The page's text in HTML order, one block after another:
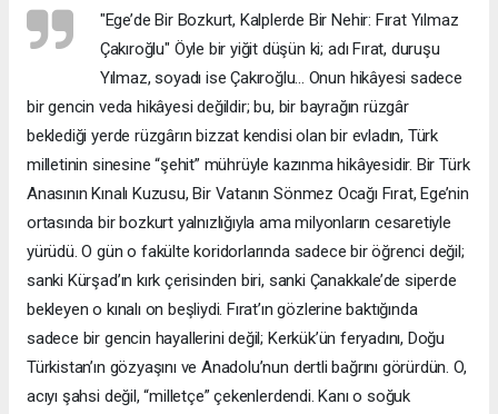
"Ege’de Bir Bozkurt, Kalplerde Bir Nehir: Fırat Yılmaz
Çakıroğlu" Öyle bir yiğit düşün ki; adı Fırat, duruşu
Yılmaz, soyadı ise Çakıroğlu... Onun hikâyesi sadece
bir gencin veda hikâyesi değildir; bu, bir bayrağın rüzgâr
beklediği yerde rüzgârın bizzat kendisi olan bir evladın, Türk
milletinin sinesine “şehit” mührüyle kazınma hikâyesidir. Bir Türk
Anasının Kınalı Kuzusu, Bir Vatanın Sönmez Ocağı Fırat, Ege’nin
ortasında bir bozkurt yalnızlığıyla ama milyonların cesaretiyle
yürüdü. O gün o fakülte koridorlarında sadece bir öğrenci değil;
sanki Kürşad’ın kırk çerisinden biri, sanki Çanakkale’de siperde
bekleyen o kınalı on beşliydi. Fırat’ın gözlerine baktığında
sadece bir gencin hayallerini değil; Kerkük’ün feryadını, Doğu
Türkistan’ın gözyaşını ve Anadolu’nun dertli bağrını görürdün. O,
acıyı şahsi değil, “milletçe” çekenlerdendi. Kanı o soğuk